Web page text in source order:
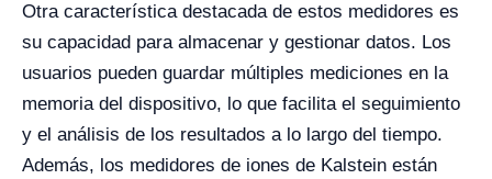
Otra característica destacada de estos medidores es
su capacidad para almacenar y gestionar datos. Los
usuarios pueden guardar múltiples mediciones en la
memoria del dispositivo, lo que facilita el seguimiento
y el análisis de los resultados a lo largo del tiempo.
Además, los medidores de iones de Kalstein están